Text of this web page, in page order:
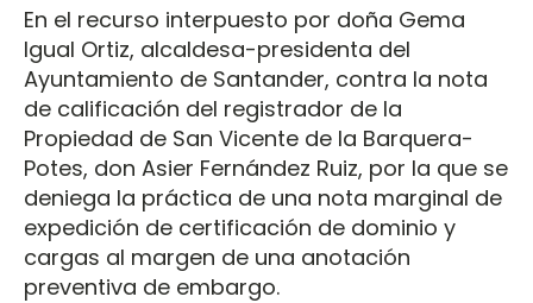
En el recurso interpuesto por doña Gema
Igual Ortiz, alcaldesa-presidenta del
Ayuntamiento de Santander, contra la nota
de calificación del registrador de la
Propiedad de San Vicente de la Barquera-
Potes, don Asier Fernández Ruiz, por la que se
deniega la práctica de una nota marginal de
expedición de certificación de dominio y
cargas al margen de una anotación
preventiva de embargo.